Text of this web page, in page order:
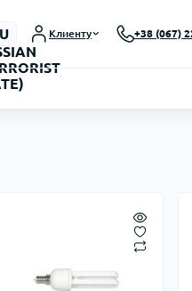
Клиенту +38 (067)